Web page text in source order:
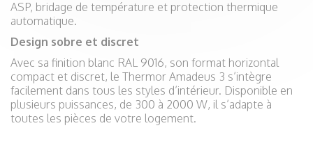
ASP, bridage de température et protection thermique
automatique.
Design sobre et discret
Avec sa finition blanc RAL 9016, son format horizontal
compact et discret, le Thermor Amadeus 3 s’intègre
facilement dans tous les styles d’intérieur. Disponible en
plusieurs puissances, de 300 à 2000 W, il s’adapte à
toutes les pièces de votre logement.